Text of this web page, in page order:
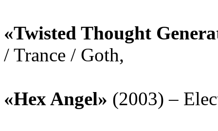
«Twisted Thought
/ Trance / Goth,
«Hex Angel» (2003) –